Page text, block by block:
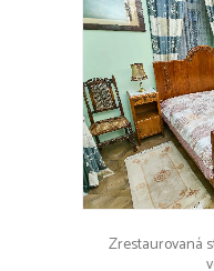
Zrestaurovaná